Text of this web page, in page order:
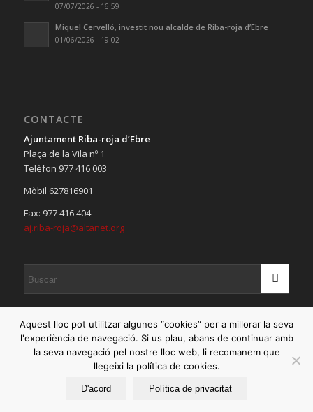
07/07/2026 - 16:59
Miquel Cervelló, investit nou alcalde de Riba-roja d’Ebre
01/06/2026 - 19:02
CONTACTE
Ajuntament Riba-roja d’Ebre
Plaça de la Vila nº 1
Telèfon 977 416 003
Mòbil 627816901
Fax: 977 416 404
aj.riba-roja@altanet.org
© Copyright 2020 - Ajuntament de Riba-roja d'Ebre |
Politica de devolucions
Aquest lloc pot utilitzar algunes “cookies” per a millorar la seva
l'experiència de navegació. Si us plau, abans de continuar amb
la seva navegació pel nostre lloc web, li recomanem que
llegeixi la política de cookies.
D'acord Política de privacitat